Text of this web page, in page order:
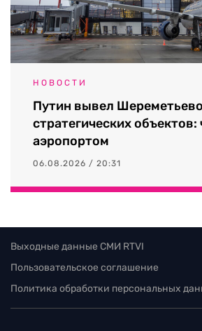
НОВОСТИ
Путин вывел
стратегических объектов:
аэропортом
06.08.2026 / 20:31
Выходные данные СМИ RTVI
Пользовательское соглашение
Политика обработки персональных